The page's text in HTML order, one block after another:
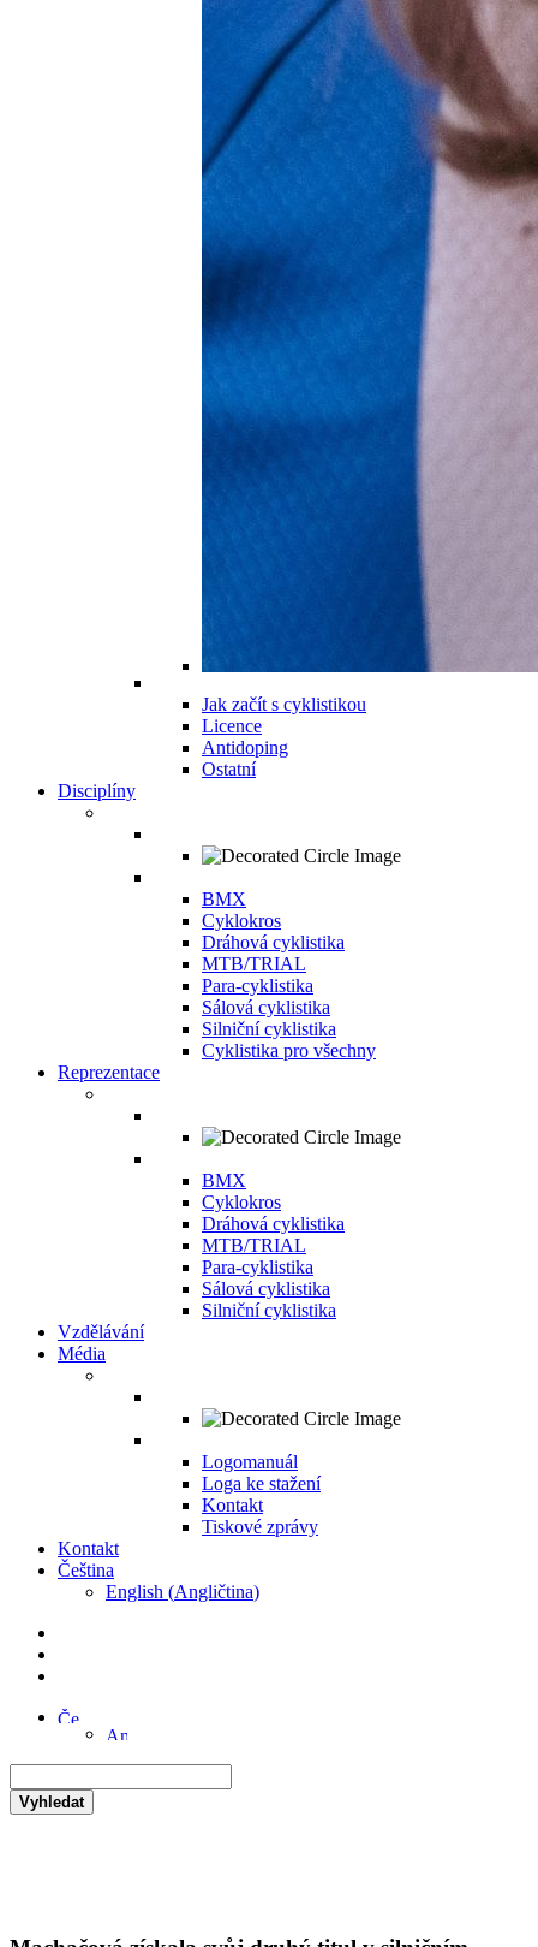
Jak začít s cyklistikou
Licence
Antidoping
Ostatní
Disciplíny
BMX
Cyklokros
Dráhová cyklistika
MTB/TRIAL
Para-cyklistika
Sálová cyklistika
Silniční cyklistika
Cyklistika pro všechny
Reprezentace
BMX
Cyklokros
Dráhová cyklistika
MTB/TRIAL
Para-cyklistika
Sálová cyklistika
Silniční cyklistika
Vzdělávání
Média
Logomanuál
Loga ke stažení
Kontakt
Tiskové zprávy
Kontakt
Čeština
English (Angličtina)
Vyhledat